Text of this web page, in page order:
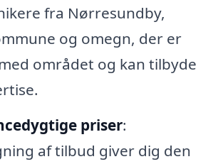
fra Nørresundby,
og omegn, der er
området og kan tilbyde
priser:
af tilbud giver dig den